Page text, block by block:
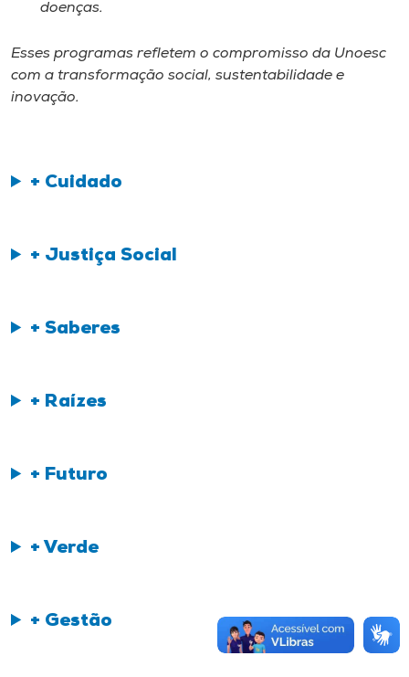
o idioma
doenças.
Esses programas refletem o compromisso da Unoesc
com a transformação social, sustentabilidade e
inovação.
+ Cuidado
+ Justiça Social
+ Saberes
+ Raízes
+ Futuro
+ Verde
+ Gestão